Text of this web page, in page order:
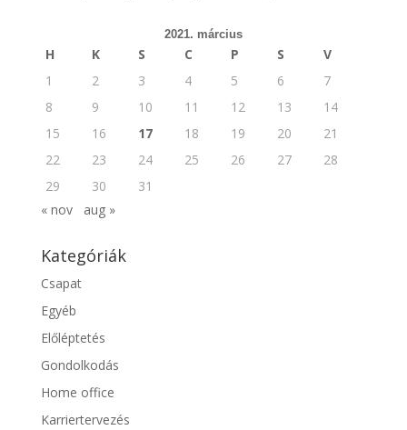
2021. március
H K S C P S
V
1
2 3 4 5 6
7
8
9 10 11 12 13
14
15
16 17 18 19 20
21
22
23 24 25 26 27
28
29
30
31
« nov
aug »
Kategóriák
Csapat
Egyéb
Előléptetés
Gondolkodás
Home office
Karriertervezés